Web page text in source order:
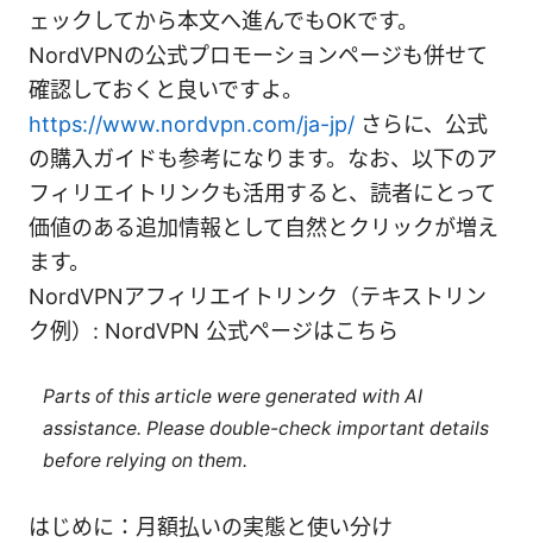
ェックしてから本文へ進んでもOKです。
NordVPNの公式プロモーションページも併せて
確認しておくと良いですよ。
https://www.nordvpn.com/ja-jp/ さらに、公式
の購入ガイドも参考になります。なお、以下のア
フィリエイトリンクも活用すると、読者にとって
価値のある追加情報として自然とクリックが増え
ます。
NordVPNアフィリエイトリンク（テキストリン
ク例）: NordVPN 公式ページはこちら
Parts of this article were generated with AI
assistance. Please double-check important details
before relying on them.
はじめに：月額払いの実態と使い分け